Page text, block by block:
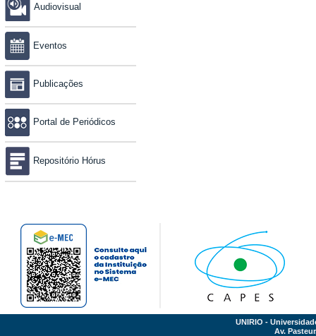
Audiovisual
Eventos
Publicações
Portal de Periódicos
Repositório Hórus
UNIRIO -
Av.